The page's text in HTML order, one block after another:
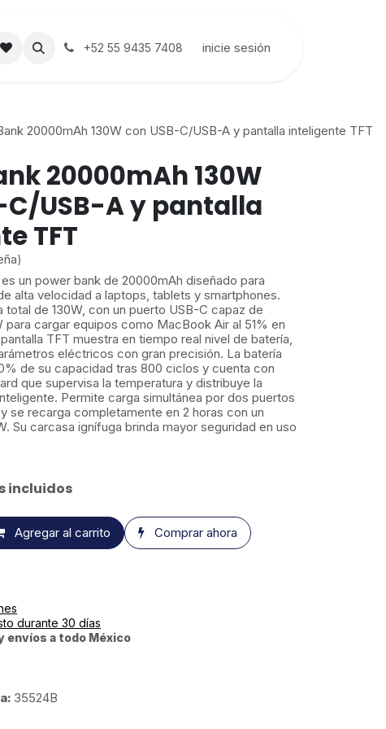
+52 55 9435 7408 inicie sesión
20000mAh 130W con USB-C/USB-A y pantalla inteligente TFT
20000mAh 130W
C/USB-A y pantalla
TFT
es un power bank de 20000mAh diseñado para
alta velocidad a laptops, tablets y smartphones.
de 130W, con un puerto USB-C capaz de
para cargar equipos como MacBook Air al 51% en
TFT muestra en tiempo real nivel de batería,
eléctricos con gran precisión. La batería
de su capacidad tras 800 ciclos y cuenta con
que supervisa la temperatura y distribuye la
Permite carga simultánea por dos puertos
se recarga completamente en 2 horas con un
Su carcasa ignífuga brinda mayor seguridad en uso
incluidos
Agregar al carrito Comprar ahora
durante 30 días
envíos a todo México
35524B